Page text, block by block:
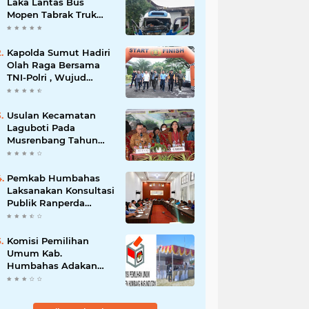
Mopen Tabrak Truk
Sedang Parkir Di
Kapolda Sumut Hadiri
Olah Raga Bersama
TNI-Polri , Wujud
Kebersamaan Menjaga
Usulan Kecamatan
Laguboti Pada
Musrenbang Tahun
2025, Bupati Toba
Mendukung
Pertumbuhan
Pariwisata.
Pemkab Humbahas
Laksanakan Konsultasi
Publik Ranperda
Pemajuan
Komisi Pemilihan
Umum Kab.
Humbahas Adakan
Sosialisasi & Simulasi,
Rekapitulasi Suara.